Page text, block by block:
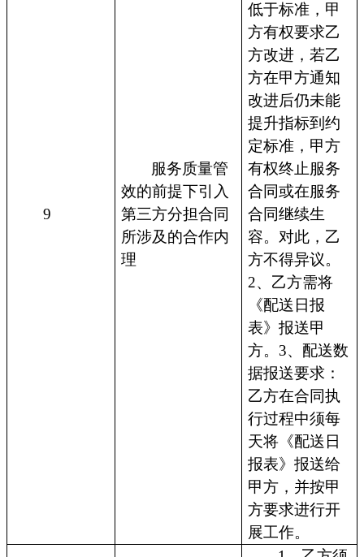
9
服务质量管
效的前提下引入
第三方分担合同
所涉及的合作内
理
低于标准，甲
方有权要求乙
方改进，若乙
方在甲方通知
改进后仍未能
提升指标到约
定标准，甲方
有权终止服务
合同或在服务
合同继续生
容。对此，乙
方不得异议。
2、乙方需将
《配送日报
表》报送甲
方。3、配送数
据报送要求：
乙方在合同执
行过程中须每
天将《配送日
报表》报送给
甲方，并按甲
方要求进行开
展工作。